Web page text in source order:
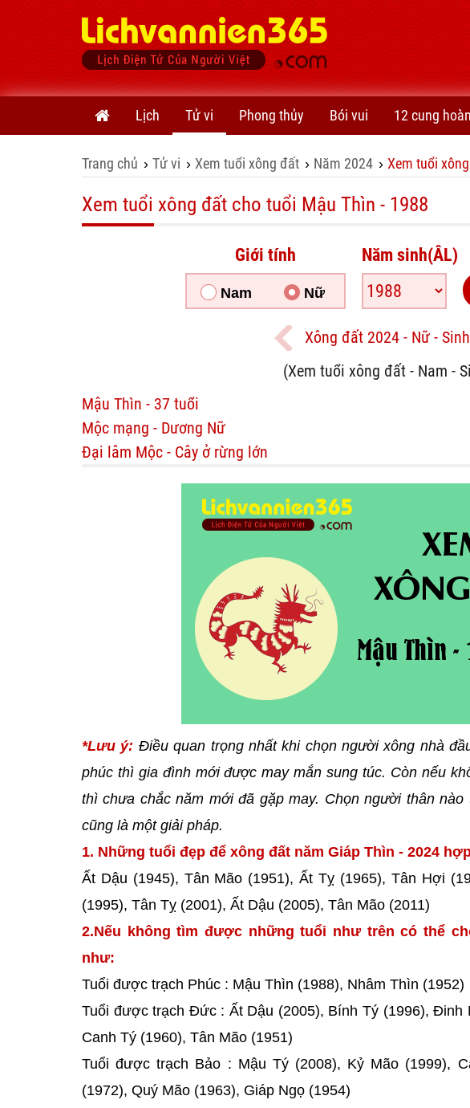
Lịch Tử vi Phong thủy Bói vui 12 cung
Trang chủ › Tử vi › Xem tuổi xông đất › Năm 2024 › Xem tuổi
Xem tuổi xông đất cho tuổi Mậu Thìn - 1988
Giới tính
Nam Nữ
Năm sinh(ÂL)
Xông đất 2024 - Nữ -
(Xem tuổi xông đất - Nam -
Mậu Thìn - 37 tuổi
Mộc mạng - Dương Nữ
Đại lâm Mộc - Cây ở rừng lớn
*Lưu ý: Điều quan trọng nhất khi chọn người xông nhà
phúc thì gia đình mới được may mắn sung túc. Còn nếu
thì chưa chắc năm mới đã gặp may. Chọn người thân
cũng là một giải pháp.
1. Những tuổi đẹp để xông đất năm Giáp Thìn - 2024
Ất Dậu (1945), Tân Mão (1951), Ất Tỵ (1965), Tân Hợi
(1995), Tân Tỵ (2001), Ất Dậu (2005), Tân Mão (2011)
2.Nếu không tìm được những tuổi như trên có thể
như:
Tuổi được trạch Phúc : Mậu Thìn (1988), Nhâm Thìn (1952)
Tuổi được trạch Đức : Ất Dậu (2005), Bính Tý (1996), Đinh
Canh Tý (1960), Tân Mão (1951)
Tuổi được trạch Bảo : Mậu Tý (2008), Kỷ Mão (1999),
(1972), Quý Mão (1963), Giáp Ngọ (1954)